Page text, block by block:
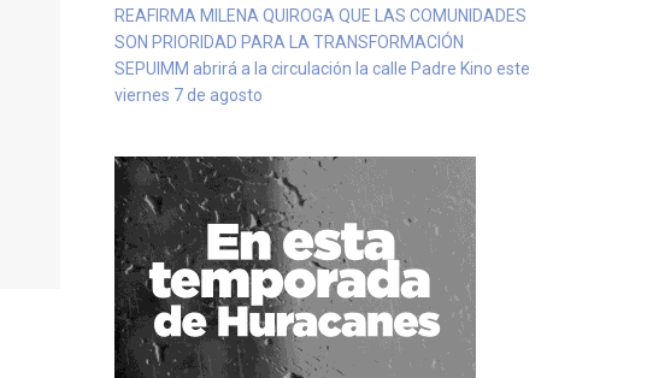
REAFIRMA MILENA QUIROGA QUE LAS COMUNIDADES
SON PRIORIDAD PARA LA TRANSFORMACIÓN
SEPUIMM abrirá a la circulación la calle Padre Kino este
viernes 7 de agosto